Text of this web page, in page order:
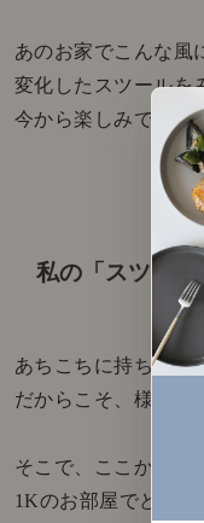
あのお家でこんな風
変化したスツールを
今から楽しみです。
私の「スツー
あちこちに持ち運べ
だからこそ、様々な
そこで、ここからは、
1Kのお部屋でどのよ